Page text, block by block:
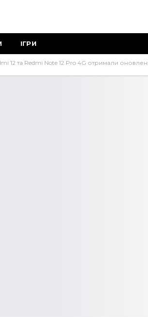
ІГРИ
12 та Redmi Note 12 Pro 4G отримали